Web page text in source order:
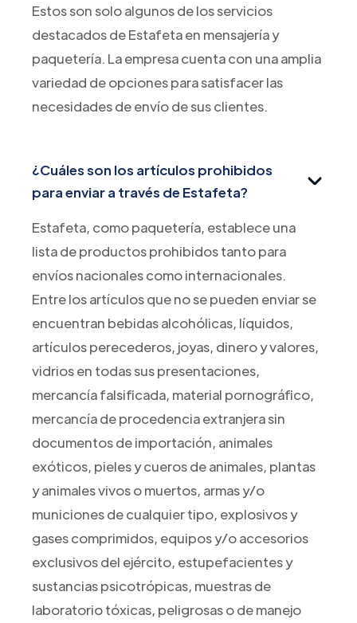
Estos son solo algunos de los servicios
destacados de Estafeta en mensajería y
paquetería. La empresa cuenta con una amplia
variedad de opciones para satisfacer las
necesidades de envío de sus clientes.
¿Cuáles son los artículos prohibidos
para enviar a través de Estafeta?
Estafeta, como paquetería, establece una
lista de productos prohibidos tanto para
envíos nacionales como internacionales.
Entre los artículos que no se pueden enviar se
encuentran bebidas alcohólicas, líquidos,
artículos perecederos, joyas, dinero y valores,
vidrios en todas sus presentaciones,
mercancía falsificada, material pornográfico,
mercancía de procedencia extranjera sin
documentos de importación, animales
exóticos, pieles y cueros de animales, plantas
y animales vivos o muertos, armas y/o
municiones de cualquier tipo, explosivos y
gases comprimidos, equipos y/o accesorios
exclusivos del ejército, estupefacientes y
sustancias psicotrópicas, muestras de
laboratorio tóxicas, peligrosas o de manejo